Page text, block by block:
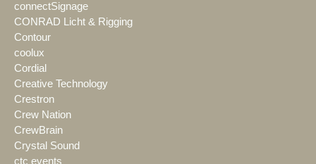
connectSignage
CONRAD Licht & Rigging
Contour
coolux
Cordial
Creative Technology
Crestron
Crew Nation
CrewBrain
Crystal Sound
ctc events